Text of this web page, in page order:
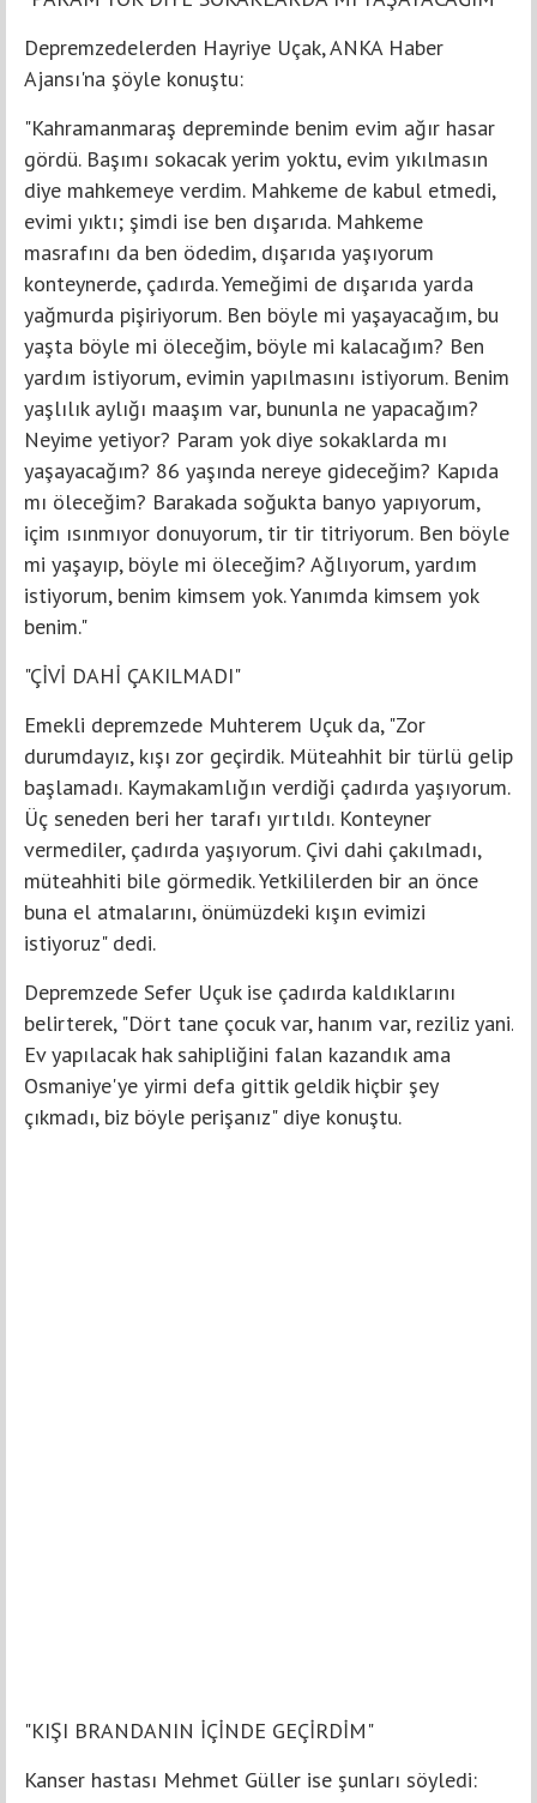
Depremzedelerden Hayriye Uçak, ANKA Haber
Ajansı'na şöyle konuştu:
"Kahramanmaraş depreminde benim evim ağır hasar
gördü. Başımı sokacak yerim yoktu, evim yıkılmasın
diye mahkemeye verdim. Mahkeme de kabul etmedi,
evimi yıktı; şimdi ise ben dışarıda. Mahkeme
masrafını da ben ödedim, dışarıda yaşıyorum
konteynerde, çadırda. Yemeğimi de dışarıda yarda
yağmurda pişiriyorum. Ben böyle mi yaşayacağım, bu
yaşta böyle mi öleceğim, böyle mi kalacağım? Ben
yardım istiyorum, evimin yapılmasını istiyorum. Benim
yaşlılık aylığı maaşım var, bununla ne yapacağım?
Neyime yetiyor? Param yok diye sokaklarda mı
yaşayacağım? 86 yaşında nereye gideceğim? Kapıda
mı öleceğim? Barakada soğukta banyo yapıyorum,
içim ısınmıyor donuyorum, tir tir titriyorum. Ben böyle
mi yaşayıp, böyle mi öleceğim? Ağlıyorum, yardım
istiyorum, benim kimsem yok. Yanımda kimsem yok
benim."
"ÇİVİ DAHİ ÇAKILMADI"
Emekli depremzede Muhterem Uçuk da, "Zor
durumdayız, kışı zor geçirdik. Müteahhit bir türlü gelip
başlamadı. Kaymakamlığın verdiği çadırda yaşıyorum.
Üç seneden beri her tarafı yırtıldı. Konteyner
vermediler, çadırda yaşıyorum. Çivi dahi çakılmadı,
müteahhiti bile görmedik. Yetkililerden bir an önce
buna el atmalarını, önümüzdeki kışın evimizi
istiyoruz" dedi.
Depremzede Sefer Uçuk ise çadırda kaldıklarını
belirterek, "Dört tane çocuk var, hanım var, reziliz yani.
Ev yapılacak hak sahipliğini falan kazandık ama
Osmaniye'ye yirmi defa gittik geldik hiçbir şey
çıkmadı, biz böyle perişanız" diye konuştu.
"KIŞI BRANDANIN İÇİNDE GEÇİRDİM"
Kanser hastası Mehmet Güller ise şunları söyledi: